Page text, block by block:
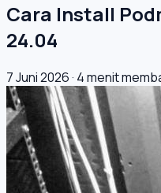
Cara Install
24.04
7 Juni 2026· 4 menit